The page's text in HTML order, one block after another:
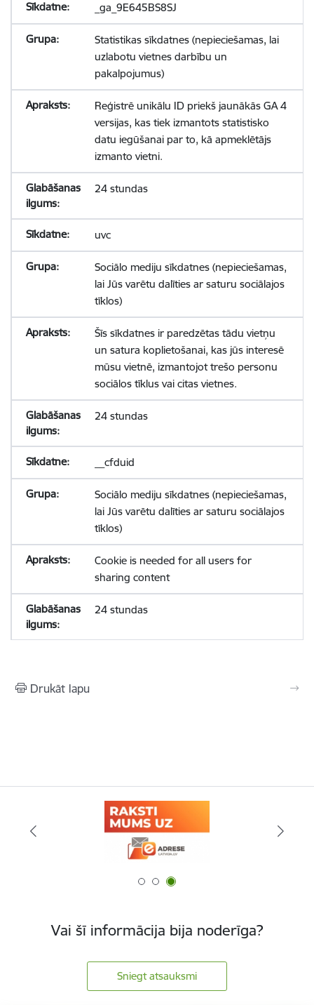
_ga_9E645BS8SJ
Statistikas sīkdatnes (nepieciešamas, lai
uzlabotu vietnes darbību un
pakalpojumus)
Reģistrē unikālu ID priekš jaunākās GA 4
versijas, kas tiek izmantots statistisko
datu iegūšanai par to, kā apmeklētājs
izmanto vietni.
24 stundas
uvc
Sociālo mediju sīkdatnes (nepieciešamas,
lai Jūs varētu dalīties ar saturu sociālajos
tīklos)
Šīs sīkdatnes ir paredzētas tādu vietņu
un satura koplietošanai, kas jūs interesē
mūsu vietnē, izmantojot trešo personu
sociālos tīklus vai citas vietnes.
24 stundas
__cfduid
Sociālo mediju sīkdatnes (nepieciešamas,
lai Jūs varētu dalīties ar saturu sociālajos
tīklos)
Cookie is needed for all users for
sharing content
24 stundas
Drukāt lapu
Vai šī informācija bija noderīga?
Sniegt atsauksmi